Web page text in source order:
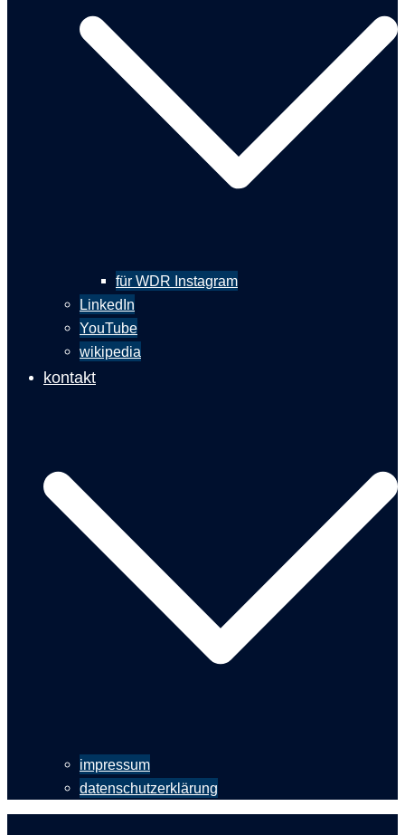
für WDR Instagram
LinkedIn
YouTube
wikipedia
kontakt
impressum
datenschutzerklärung